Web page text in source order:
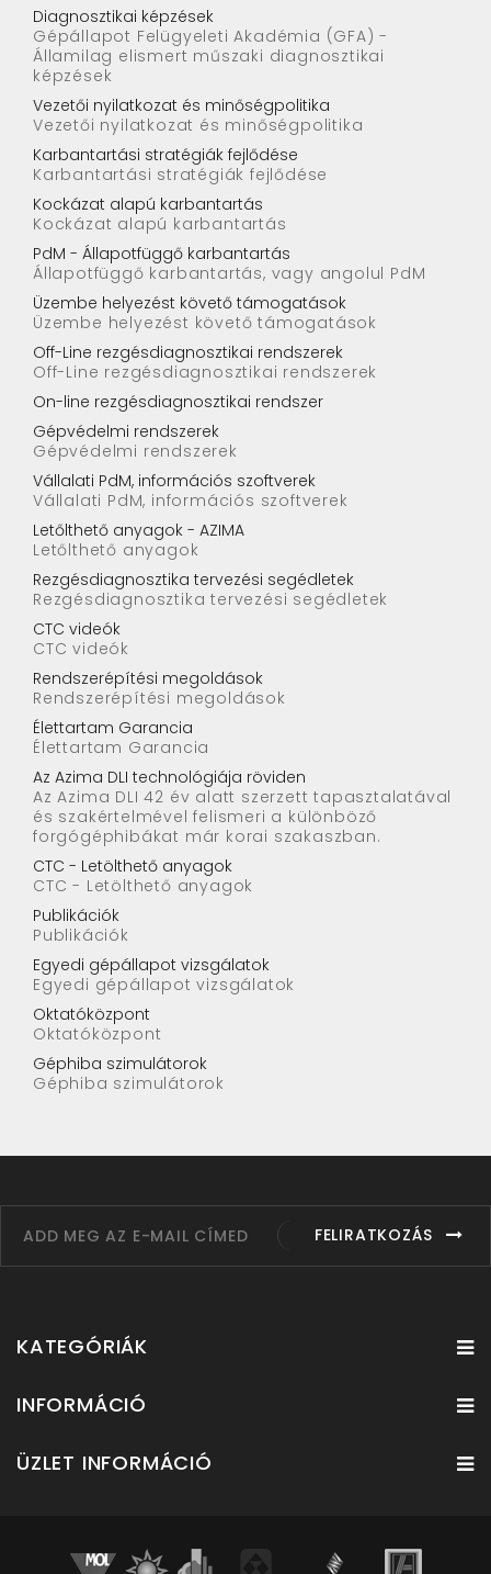
Diagnosztikai képzések
Gépállapot Felügyeleti Akadémia (GFA) -
Államilag elismert műszaki diagnosztikai
képzések
Vezetői nyilatkozat és minőségpolitika
Vezetői nyilatkozat és minőségpolitika
Karbantartási stratégiák fejlődése
Karbantartási stratégiák fejlődése
Kockázat alapú karbantartás
Kockázat alapú karbantartás
PdM - Állapotfüggő karbantartás
Állapotfüggő karbantartás, vagy angolul PdM
Üzembe helyezést követő támogatások
Üzembe helyezést követő támogatások
Off-Line rezgésdiagnosztikai rendszerek
Off-Line rezgésdiagnosztikai rendszerek
On-line rezgésdiagnosztikai rendszer
Gépvédelmi rendszerek
Gépvédelmi rendszerek
Vállalati PdM, információs szoftverek
Vállalati PdM, információs szoftverek
Letőlthető anyagok - AZIMA
Letőlthető anyagok
Rezgésdiagnosztika tervezési segédletek
Rezgésdiagnosztika tervezési segédletek
CTC videók
CTC videók
Rendszerépítési megoldások
Rendszerépítési megoldások
Élettartam Garancia
Élettartam Garancia
Az Azima DLI technológiája röviden
Az Azima DLI 42 év alatt szerzett tapasztalatával
és szakértelmével felismeri a különböző
forgógéphibákat már korai szakaszban.
CTC - Letölthető anyagok
CTC - Letölthető anyagok
Publikációk
Publikációk
Egyedi gépállapot vizsgálatok
Egyedi gépállapot vizsgálatok
Oktatóközpont
Oktatóközpont
Géphiba szimulátorok
Géphiba szimulátorok
FELIRATKOZÁS
KATEGÓRIÁK
INFORMÁCIÓ
ÜZLET INFORMÁCIÓ